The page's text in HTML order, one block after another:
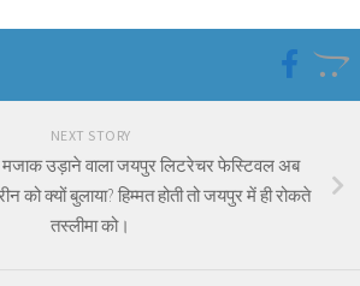
NEXT STORY
मजाक उड़ाने वाला जयपुर लिटरेचर फेस्टिवल अब
को क्यों बुलाया? हिम्मत होती तो जयपुर में ही रोकते
तस्लीमा को।